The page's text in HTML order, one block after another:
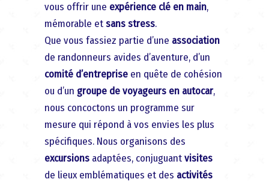
vous offrir une expérience clé en main,
mémorable etsans stress.
Que vous fassiez partie d’une association
de randonneurs avides d’aventure, d’un
comité d’entreprise en quête de cohésion
ou d’un groupe de voyageurs en autocar,
nous concoctons un programme sur
mesure qui répond à vos envies les plus
spécifiques. Nous organisons des
excursions adaptées, conjuguantvisites
de lieux emblématiques et des activités